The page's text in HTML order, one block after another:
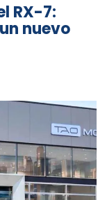
RX-7:
nuevo